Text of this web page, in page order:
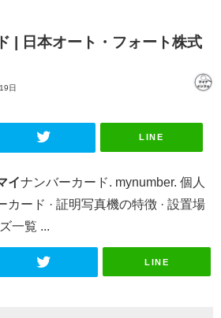
| 日本オート・フォート株式
日
LINE
イナンバーカード. mynumber. 個人
カード · 証明写真機の特徴 · 設置場
一覧 ...
LINE